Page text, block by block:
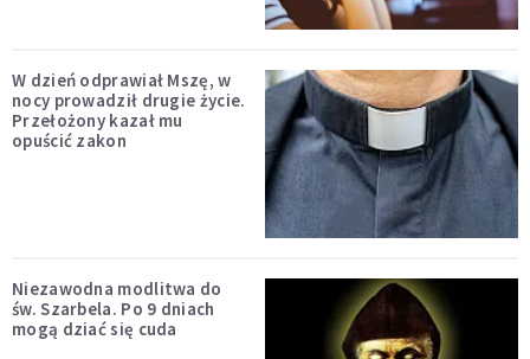
W dzień odprawiał Mszę, w
nocy prowadził drugie życie.
Przełożony kazał mu
opuścić zakon
Niezawodna modlitwa do
św. Szarbela. Po 9 dniach
mogą dziać się cuda